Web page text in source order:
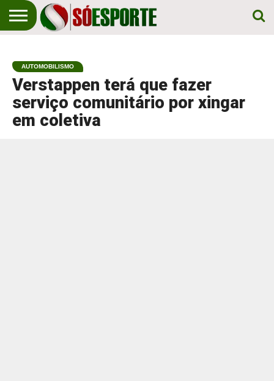
EM
PRIMEIRO
ESPORTE
AUTOMOBILISMO
Verstappen terá que fazer
serviço comunitário por xingar
em coletiva